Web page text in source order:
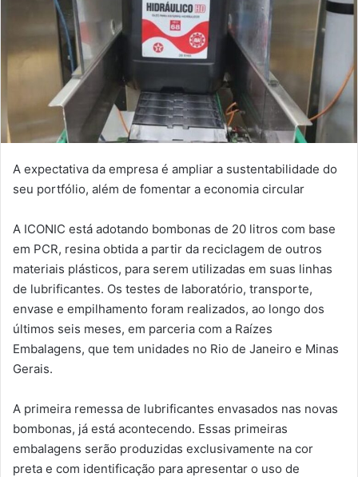
A expectativa da empresa é ampliar a sustentabilidade do
seu portfólio, além de fomentar a economia circular
A ICONIC está adotando bombonas de 20 litros com base
em PCR, resina obtida a partir da reciclagem de outros
materiais plásticos, para serem utilizadas em suas linhas
de lubrificantes. Os testes de laboratório, transporte,
envase e empilhamento foram realizados, ao longo dos
últimos seis meses, em parceria com a Raízes
Embalagens, que tem unidades no Rio de Janeiro e Minas
Gerais.
A primeira remessa de lubrificantes envasados nas novas
bombonas, já está acontecendo. Essas primeiras
embalagens serão produzidas exclusivamente na cor
preta e com identificação para apresentar o uso de